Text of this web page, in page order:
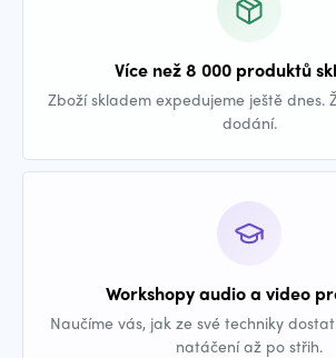
Více než 8 000 produktů
Zboží skladem expedujeme ještě dnes.
dodání.
Workshopy audio a video
Naučíme vás, jak ze své techniky
natáčení až po střih.